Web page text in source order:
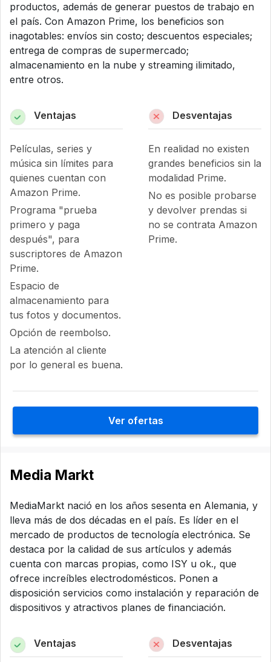
productos, además de generar puestos de trabajo en
el país. Con Amazon Prime, los beneficios son
inagotables: envíos sin costo; descuentos especiales;
entrega de compras de supermercado;
almacenamiento en la nube y streaming ilimitado,
entre otros.
Ventajas
Películas, series y
música sin límites para
quienes cuentan con
Amazon Prime.
Programa "prueba
primero y paga
después", para
suscriptores de Amazon
Prime.
Espacio de
almacenamiento para
tus fotos y documentos.
Opción de reembolso.
La atención al cliente
por lo general es buena.
Desventajas
En realidad no existen
grandes beneficios sin la
modalidad Prime.
No es posible probarse
y devolver prendas si
no se contrata Amazon
Prime.
Ver ofertas
Media Markt
MediaMarkt nació en los años sesenta en Alemania, y
lleva más de dos décadas en el país. Es líder en el
mercado de productos de tecnología electrónica. Se
destaca por la calidad de sus artículos y además
cuenta con marcas propias, como ISY u ok., que
ofrece increíbles electrodomésticos. Ponen a
disposición servicios como instalación y reparación de
dispositivos y atractivos planes de financiación.
Ventajas Desventajas